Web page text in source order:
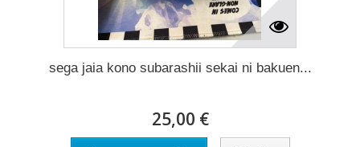
sega jaia kono subarashii sekai ni bakuen...
25,00 €